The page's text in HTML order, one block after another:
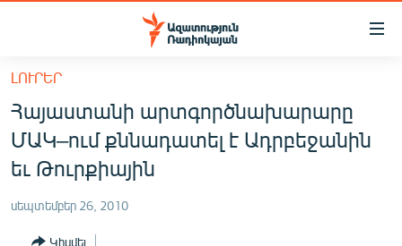
Մատչելիության
հիմնական
բովանդակությանը
Անցնել
հիմնական
մենյուին
ՀԱՅԱՍՏԱՆ
ՔԱՂԱՔԱԿԱՆ
ԼՈՒՐԵՐ
Հայաստանի արտգործնախարարը
ՄԱԿ–ում քննադատել է Ադրբեջանին
եւ Թուրքիային
սեպտեմբեր 26, 2010
Կիսվել